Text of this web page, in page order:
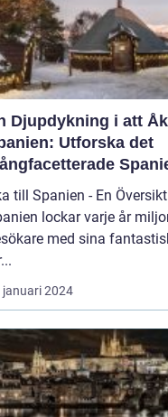
Djupdykning i att
Utforska det
till Spanien - En Översikt
lockar varje år
med sina
januari 2024